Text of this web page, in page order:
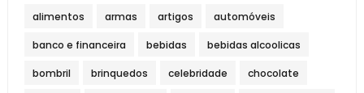
alimentos armas artigos automóveis
banco e financeira bebidas bebidas alcoolicas
bombril brinquedos celebridade chocolate